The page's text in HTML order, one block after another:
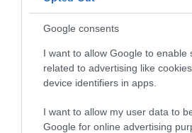
Google consents
I want to allow Google to enable
related to advertising like
device identifiers in apps.
I want to allow my user data to
Google for online advertising
08/08/2026
Από τον
08/08/2026